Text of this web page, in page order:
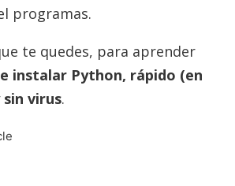
programas.
te quedes, para aprender
instalar Python, rápido (en
virus.